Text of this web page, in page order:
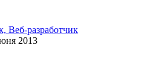
Веб-разработчик
2013